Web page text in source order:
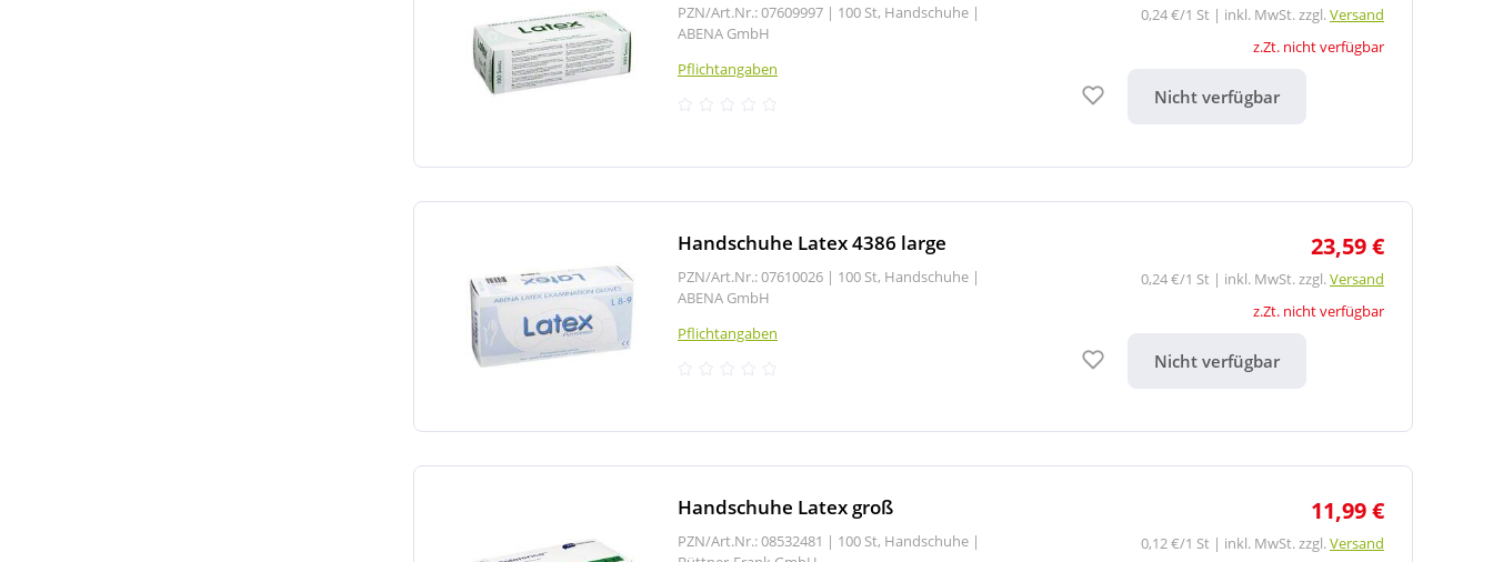
PZN/Art.Nr.: 07609997 | 100 St, Handschuhe |
ABENA GmbH
Pflichtangaben
0,24 €/1 St | inkl. MwSt. zzgl.Versand
z.Zt. nicht verfügbar
Auf den Merkzettel
Nicht verfügbar
Handschuhe Latex 4386 large
PZN/Art.Nr.: 07610026 | 100 St, Handschuhe |
ABENA GmbH
Pflichtangaben
23,59 €
0,24 €/1 St | inkl. MwSt. zzgl.Versand
z.Zt. nicht verfügbar
Auf den Merkzettel
Nicht verfügbar
Handschuhe Latex groß
PZN/Art.Nr.: 08532481 | 100 St, Handschuhe |
11,99 €
0,12 €/1 St | inkl. MwSt. zzgl.Versand